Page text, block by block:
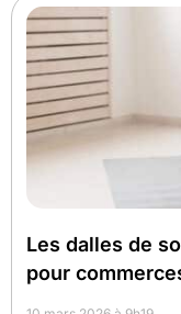
Les dalles de
pour